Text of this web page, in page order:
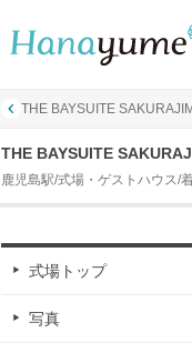
THE BAYSUITE
THE BAYSUITE
鹿児島駅/式場・ゲストハウス/
式場トップ
写真